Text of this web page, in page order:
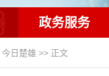
政务服务
今日楚雄 >> 正文